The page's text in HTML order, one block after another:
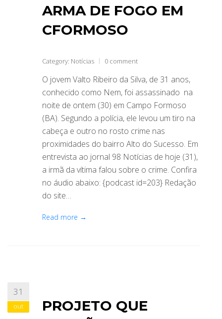
ARMA DE FOGO EM
CFORMOSO
Category: Notícias 0 comment
O jovem Valto Ribeiro da Silva, de 31 anos,
conhecido como Nem, foi assassinado na
noite de ontem (30) em Campo Formoso
(BA). Segundo a polícia, ele levou um tiro na
cabeça e outro no rosto crime nas
proximidades do bairro Alto do Sucesso. Em
entrevista ao jornal 98 Notícias de hoje (31),
a irmã da vítima falou sobre o crime. Confira
no áudio abaixo: {podcast id=203} Redação
do site…
Read more →
31
out
PROJETO QUE